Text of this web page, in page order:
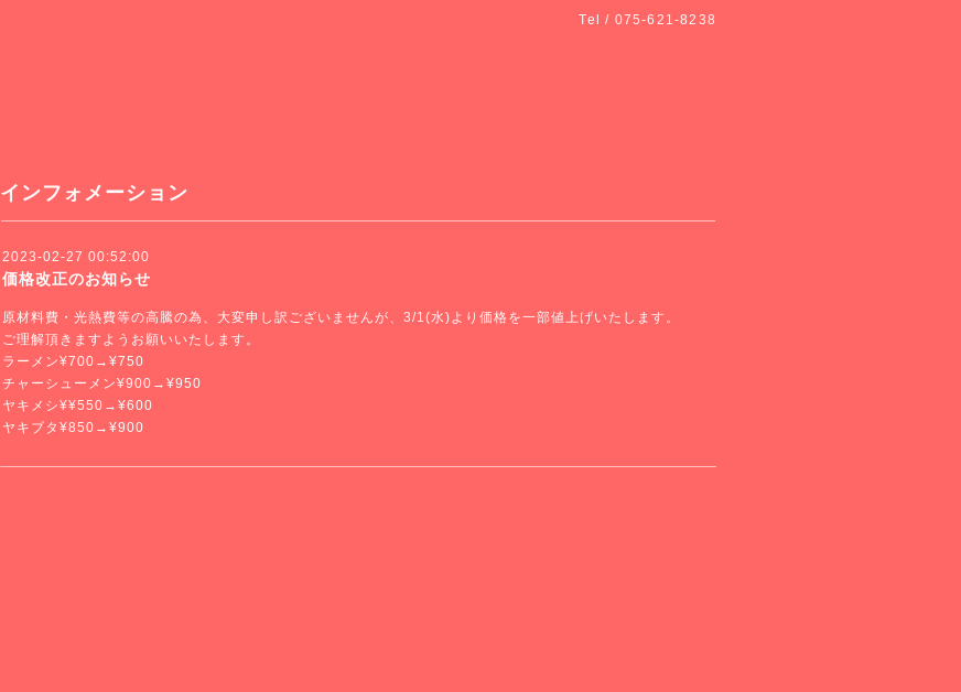
Tel / 075-621-8238
インフォメーション
2023-02-27 00:52:00
価格改正のお知らせ
原材料費・光熱費等の高騰の為、大変申し訳ございませんが、3/1(水)より価格を一部値上げいたします。
ご理解頂きますようお願いいたします。
ラーメン¥700→¥750
チャーシューメン¥900→¥950
ヤキメシ¥¥550→¥600
ヤキブタ¥850→¥900